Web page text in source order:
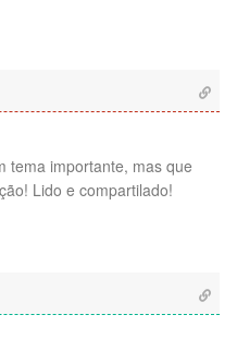
tema importante, mas que
Lido e compartilado!